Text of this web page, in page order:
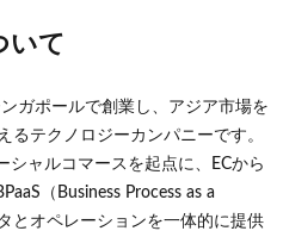
いて
ガポールで創業し、アジア市場を
るテクノロジーカンパニーです。
シャルコマースを起点に、ECから
（Business Process as a
とオペレーションを一体的に提供